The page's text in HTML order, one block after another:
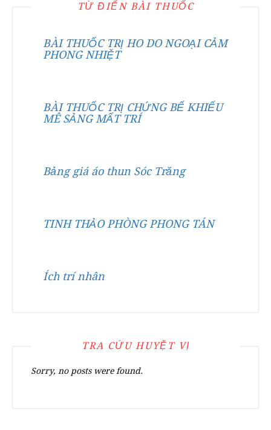
TỪ ĐIỂN BÀI THUỐC
BÀI THUỐC TRỊ HO DO NGOẠI CẢM
PHONG NHIỆT
BÀI THUỐC TRỊ CHỨNG BẾ KHIẾU
MÊ SẢNG MẤT TRÍ
Bảng giá áo thun Sóc Trăng
TINH THẢO PHÒNG PHONG TÁN
Ích trí nhân
TRA CỨU HUYỆT VỊ
Sorry, no posts were found.